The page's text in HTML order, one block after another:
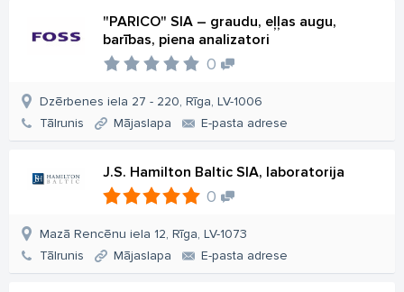
"PARICO" SIA – graudu, eļļas augu,
barības, piena analizatori
0
Dzērbenes iela 27 - 220, Rīga, LV-1006
Tālrunis
Mājaslapa E-pasta adrese
J.S. Hamilton Baltic SIA, laboratorija
0
Mazā Rencēnu iela 12, Rīga, LV-1073
Tālrunis
Mājaslapa E-pasta adrese